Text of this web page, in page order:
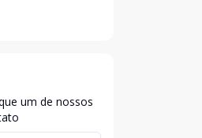
um de nossos